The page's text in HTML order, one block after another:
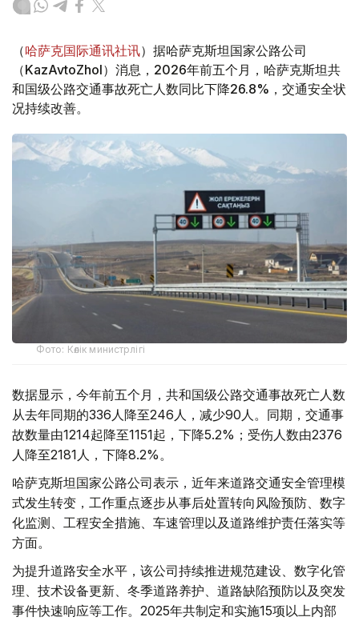
（哈萨克国际通讯社讯）据哈萨克斯坦国家公路公司
（KazAvtoZhol）消息，2026年前五个月，哈萨克斯坦共
和国级公路交通事故死亡人数同比下降26.8%，交通安全状
况持续改善。
Фото: Көлік министрлігі
数据显示，今年前五个月，共和国级公路交通事故死亡人数
从去年同期的336人降至246人，减少90人。同期，交通事
故数量由1214起降至1151起，下降5.2%；受伤人数由2376
人降至2181人，下降8.2%。
哈萨克斯坦国家公路公司表示，近年来道路交通安全管理模
式发生转变，工作重点逐步从事后处置转向风险预防、数字
化监测、工程安全措施、车速管理以及道路维护责任落实等
方面。
为提升道路安全水平，该公司持续推进规范建设、数字化管
理、技术设备更新、冬季道路养护、道路缺陷预防以及突发
事件快速响应等工作。2025年共制定和实施15项以上内部